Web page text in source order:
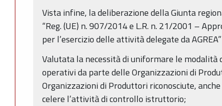
Vista infine, la deliberazione della Giunta
“Reg. (UE) n. 907/2014 e L.R. n. 21/2001 –
per l’esercizio delle attività delegate da
Valutata la necessità di uniformare le
operativi da parte delle Organizzazioni di
Organizzazioni di Produttori riconosciute,
celere l’attività di controllo istruttorio;